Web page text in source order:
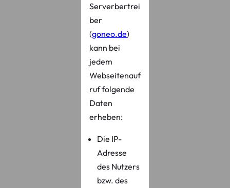
Serverbertrei
ber
(goneo.de)
kann bei
jedem
Webseitenauf
ruf folgende
Daten
erheben:
Die IP-
Adresse
des Nutzers
bzw. des